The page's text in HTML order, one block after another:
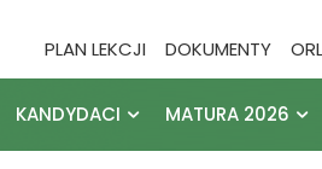
PLAN LEKCJI DOKUMENTY
KANDYDACI MATURA 2026